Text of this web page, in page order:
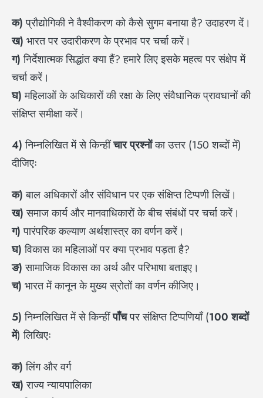
क)प्रौद्योगिकी ने वैश्वीकरण को कैसे सुगम बनाया है? उदाहरण दें।
ख) भारत पर उदारीकरण के प्रभाव पर चर्चा करें।
ग)निर्देशात्मक सिद्धांत क्या हैं? हमारे लिए इसके महत्व पर संक्षेप में
चर्चा करें।
घ)महिलाओं के अधिकारों की रक्षा के लिए संवैधानिक प्रावधानों की
संक्षिप्त समीक्षा करें।
4)निम्नलिखित में से किन्हींचार प्रश्नोंका उत्तर (150 शब्दों में)
दीजिएः
क)बाल अधिकारों और संविधान पर एक संक्षिप्त टिप्पणी लिखें।
ख)समाज कार्य और मानवाधिकारों के बीच संबंधों पर चर्चा करें।
ग)पारंपरिक कल्याण अर्थशास्त्र का वर्णन करें।
घ)विकास का महिलाओं पर क्या प्रभाव पड़ता है?
ङ)सामाजिक विकास का अर्थ और परिभाषा बताइए।
च) भारत में कानून के मुख्य स्रोतों का वर्णन कीजिए।
5)निम्नलिखित में से किन्हींपाँचपर संक्षिप्त टिप्पणियाँ (100शब्दों
में) लिखिएः
क)लिंग और वर्ग
ख)राज्य न्यायपालिका